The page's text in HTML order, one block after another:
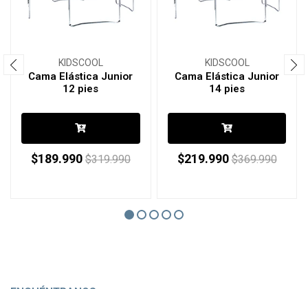
KIDSCOOL
Cama Elástica Junior
12 pies
$189.990 $319.990
KIDSCOOL
Cama Elástica Junior
14 pies
$219.990 $369.990